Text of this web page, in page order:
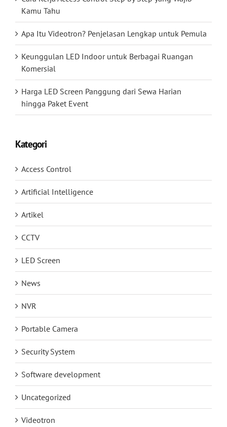
Kamu Tahu
Apa Itu Videotron? Penjelasan Lengkap untuk Pemula
Keunggulan LED Indoor untuk Berbagai Ruangan
Komersial
Harga LED Screen Panggung dari Sewa Harian
hingga Paket Event
Kategori
Access Control
Artificial Intelligence
Artikel
CCTV
LED Screen
News
NVR
Portable Camera
Security System
Software development
Uncategorized
Videotron